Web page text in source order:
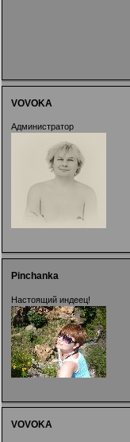
VOVOKA
Администратор
Pinchanka
Настоящий индеец!
VOVOKA